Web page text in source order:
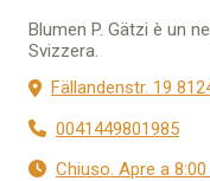
Blumen P. Gätzi è un
Svizzera.
Fällandenstr. 19
0041449801985
Chiuso. Apre a